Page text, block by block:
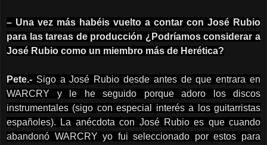
– Una vez más habéis vuelto a contar con José Rubio
para las tareas de producción ¿Podríamos considerar a
José Rubio como un miembro más de Herética?
Pete.- Sigo a José Rubio desde antes de que entrara en
WARCRY y le he seguido porque adoro los discos
instrumentales (sigo con especial interés a los guitarristas
españoles). La anécdota con José Rubio es que cuando
abandonó WARCRY yo fui seleccionado por estos para